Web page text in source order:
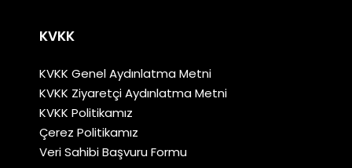
KVKK
KVKK Genel Aydınlatma Metni
KVKK Ziyaretçi Aydınlatma Metni
KVKK Politikamız
Çerez Politikamız
Veri Sahibi Başvuru Formu